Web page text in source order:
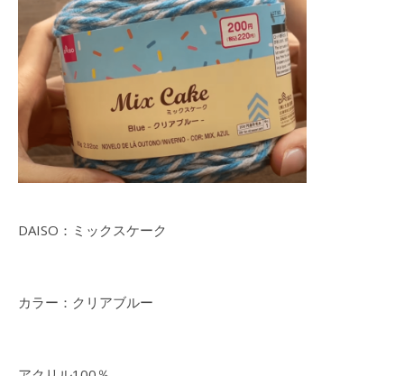
DAISO：ミックスケーク
カラー：クリアブルー